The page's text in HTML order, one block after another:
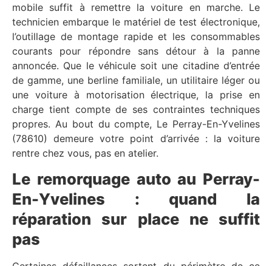
mobile suffit à remettre la voiture en marche. Le
technicien embarque le matériel de test électronique,
l’outillage de montage rapide et les consommables
courants pour répondre sans détour à la panne
annoncée. Que le véhicule soit une citadine d’entrée
de gamme, une berline familiale, un utilitaire léger ou
une voiture à motorisation électrique, la prise en
charge tient compte de ses contraintes techniques
propres. Au bout du compte, Le Perray-En-Yvelines
(78610) demeure votre point d’arrivée : la voiture
rentre chez vous, pas en atelier.
Le remorquage auto au Perray-
En-Yvelines : quand la
réparation sur place ne suffit
pas